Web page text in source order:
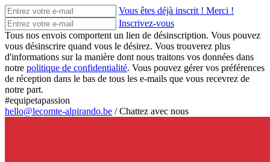
Vous êtes déjà inscrit ! Merci !
Inscrivez-vous
Tous nos envois comportent un lien de désinscription. Vous pouvez
vous désinscrire quand vous le désirez. Vous trouverez plus
d'informations sur la manière dont nous traitons vos données dans
notre politique de confidentialité. Vous pouvez gérer vos préférences
de réception dans le bas de tous les e-mails que vous recevrez de
notre part.
#equipetapassion
hello@lecomte-alpirando.be /Chattez avec nous